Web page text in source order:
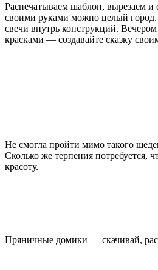
Распечатываем шаблон, вырезаем и
своими руками можно целый город.
свечи внутрь конструкций.
красками — создавайте сказку
Не смогла пройти мимо такого
Сколько же терпения потребуется,
красоту.
Пряничные домики — скачивай,